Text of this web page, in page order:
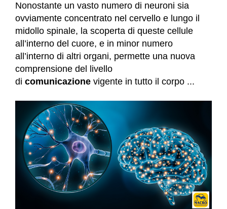
Nonostante un vasto numero di neuroni sia
ovviamente concentrato nel cervello e lungo il
midollo spinale, la scoperta di queste cellule
all’interno del cuore, e in minor numero
all’interno di altri organi, permette una nuova
comprensione del livello
di comunicazione vigente in tutto il corpo ...